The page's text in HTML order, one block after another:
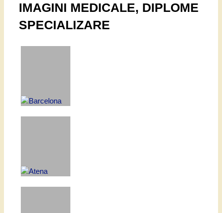
IMAGINI MEDICALE, DIPLOME
SPECIALIZARE